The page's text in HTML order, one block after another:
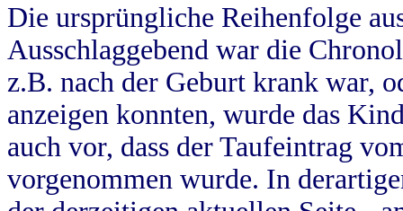
Die ursprüngliche Reihenfolge
Ausschlaggebend war die
z.B. nach der Geburt krank war,
anzeigen konnten, wurde das
auch vor, dass der Taufeintrag
vorgenommen wurde. In